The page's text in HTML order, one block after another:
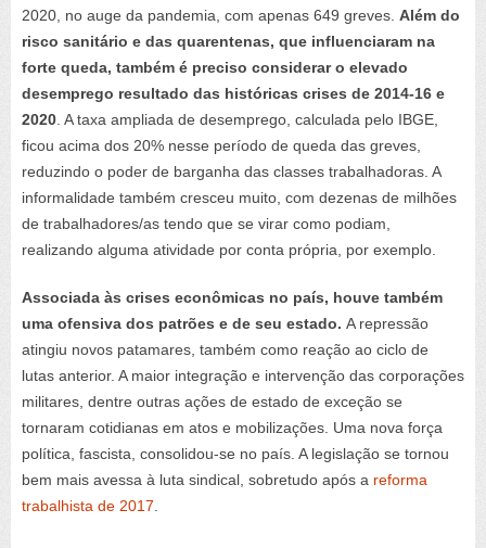
2020, no auge da pandemia, com apenas 649 greves. Além do
risco sanitário e das quarentenas, que influenciaram na
forte queda, também é preciso considerar o elevado
desemprego resultado das históricas crises de 2014-16 e
2020. A taxa ampliada de desemprego, calculada pelo IBGE,
ficou acima dos 20% nesse período de queda das greves,
reduzindo o poder de barganha das classes trabalhadoras. A
informalidade também cresceu muito, com dezenas de milhões
de trabalhadores/as tendo que se virar como podiam,
realizando alguma atividade por conta própria, por exemplo.
Associada às crises econômicas no país, houve também
uma ofensiva dos patrões e de seu estado. A repressão
atingiu novos patamares, também como reação ao ciclo de
lutas anterior. A maior integração e intervenção das corporações
militares, dentre outras ações de estado de exceção se
tornaram cotidianas em atos e mobilizações. Uma nova força
política, fascista, consolidou-se no país. A legislação se tornou
bem mais avessa à luta sindical, sobretudo após a reforma
trabalhista de 2017.